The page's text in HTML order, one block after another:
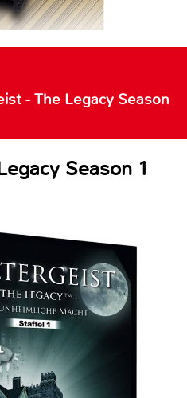
- The Legacy Season
Season 1